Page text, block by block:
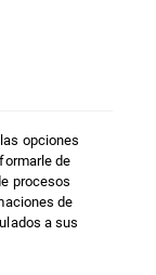
opciones
de
procesos
de
a sus